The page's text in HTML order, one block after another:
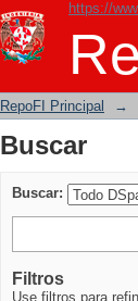
https://
Buscar
RepoFI Principal →
Buscar
Buscar:
Filtros
Use filtros para